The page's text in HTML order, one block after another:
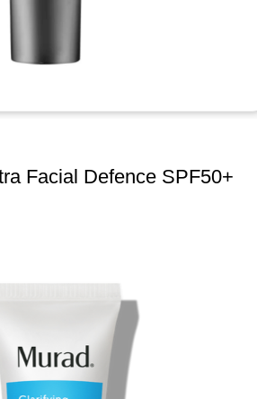
Facial Defence SPF50+